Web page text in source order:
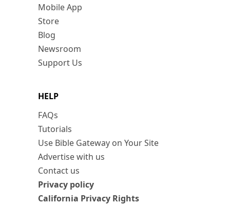
Mobile App
Store
Blog
Newsroom
Support Us
HELP
FAQs
Tutorials
Use Bible Gateway on Your Site
Advertise with us
Contact us
Privacy policy
California Privacy Rights